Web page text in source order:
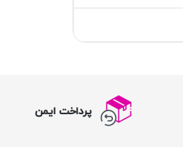
پرداخت ایمن